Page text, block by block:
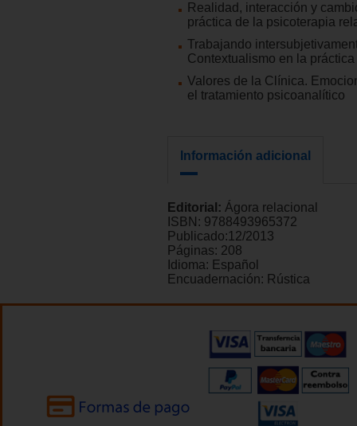
Realidad, interacción y
práctica de la psicoterapia
Trabajando
Contextualismo en la
Valores de la Clínica.
el tratamiento psicoanalítico
Información adicional
Editorial: Ágora relacional
ISBN: 9788493965372
Publicado:12/2013
Páginas: 208
Idioma: Español
Encuadernación: Rústica